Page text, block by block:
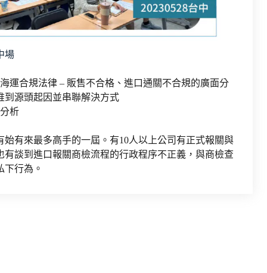
場
運合規法律 – 販售不合格、進口通關不合規的廣面分
到源頭起因並串聯解決方式
析
始有來最多高手的一屆。有10人以上公司有正式報關與
有談到進口報關商檢流程的行政程序不正義，與商檢查
下行為。